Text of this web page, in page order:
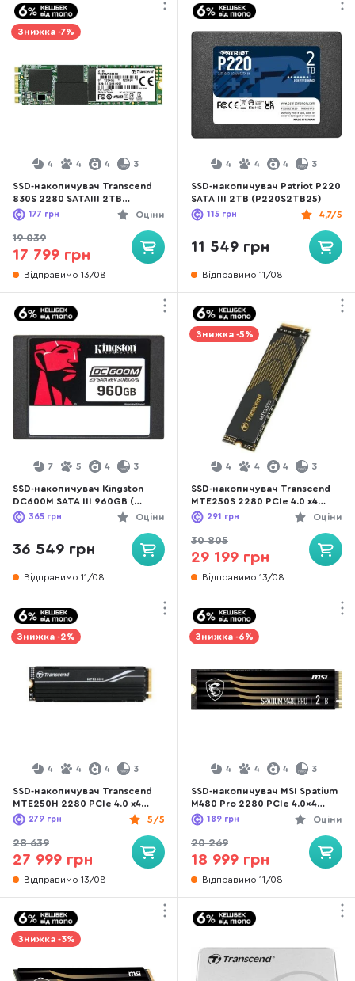
Знижка -7%
4 4 4 3
SSD-накопичувач Transcend
830S 2280 SATAIII 2TB
(TS2TMTS830S)
Оціни
177 грн
19 039
17 799 грн
Відправимо 13/08
4 4 4 3
SSD-накопичувач Patriot P220
SATA III 2TB (P220S2TB25)
4,7/5
115 грн
11 549 грн
Відправимо 11/08
7 5 4 3
SSD-накопичувач Kingston
DC600M SATA III 960GB (
SEDC600M/960G)
Оціни
365 грн
36 549 грн
Відправимо 11/08
Знижка -5%
4 4 4 3
SSD-накопичувач Transcend
MTE250S 2280 PCIe 4.0 x4
NVMe 4TB (TS4TMTE250S)Оціни
291 грн
30 805
29 199 грн
Відправимо 13/08
Знижка -2%
4 4 4 3
SSD-накопичувач Transcend
MTE250H 2280 PCIe 4.0 x4
NVMe 4TB (TS4TMTE250H)
5/5
279 грн
28 639
27 999 грн
Відправимо 13/08
Знижка -6%
4 4 4 3
SSD-накопичувач MSI Spatium
M480 Pro 2280 PCIe 4.0x4
NVMe 1.4 2TB (S78-440Q600-
P83)
Оціни
189 грн
20 269
18 999 грн
Відправимо 11/08
Знижка -3%